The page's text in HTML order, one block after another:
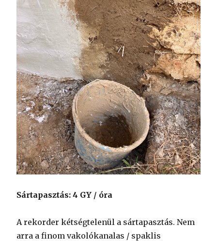
Sártapasztás: 4 GY / óra
A rekorder kétségtelenül a sártapasztás. Nem
arra a finom vakolókanalas / spaklis